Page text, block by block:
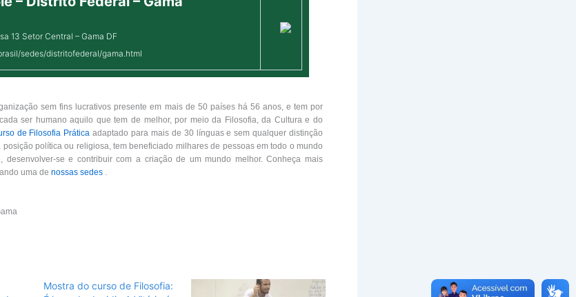
13 Setor Central – Gama DF
sedes/distritofederal/gama.html
sem fins lucrativos presente em mais de 50 países há 56 anos, e tem por
ser humano aquilo que tem de melhor, por meio da Filosofia, da Cultura e do
de Filosofia Prática adaptado para mais de 30 línguas e sem qualquer distinção
política ou religiosa, tem beneficiado milhares de pessoas em todo o mundo
desenvolver-se e contribuir com a criação de um mundo melhor. Conheça mais
uma de nossas sedes
Mostra do curso de Filosofia: